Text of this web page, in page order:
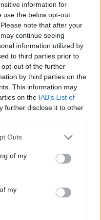
information for
use the below opt-out
note that after your
continue seeing
information utilized by
to third parties prior to
out of the further
by third parties on the
This information may
on the IAB’s List of
further disclose it to other
one or more Google
You may click to
its third-party tags to
in below Google
Outs
of my
my
- játék a szerelemről
álom című műve
Kozma Attila.
érvényes a
érvényes a Tompa